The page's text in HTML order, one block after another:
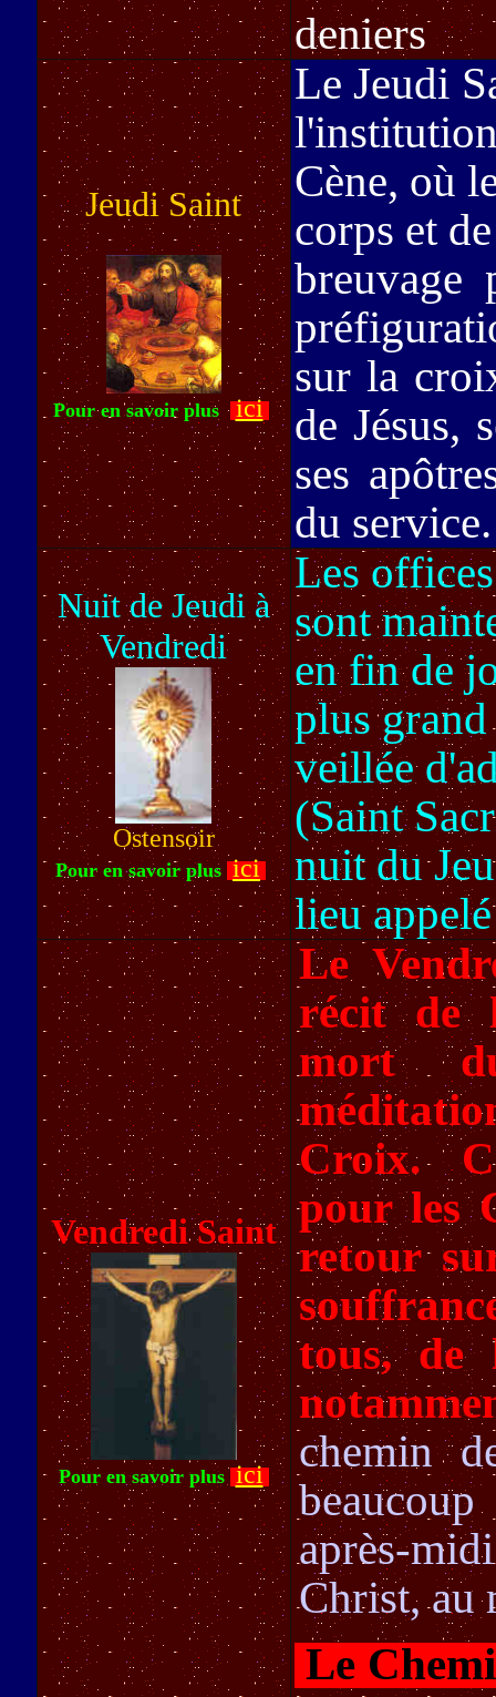
deniers
Jeudi Saint
Pour en savoir plus ici
Le Jeudi
Cène, où
corps et
sur la
de Jésus,
ses
du service.
Nuit de Jeudi à
Vendredi
Ostensoir
Pour en savoir plus ici
Les
sont
en fin de
plus
veillée
(Saint
nuit du
lieu
Vendredi Saint
Pour en savoir plus ici
Le
récit de
mort
Croix.
pour les
retour
tous, de
chemin
après-
Christ, au
Le